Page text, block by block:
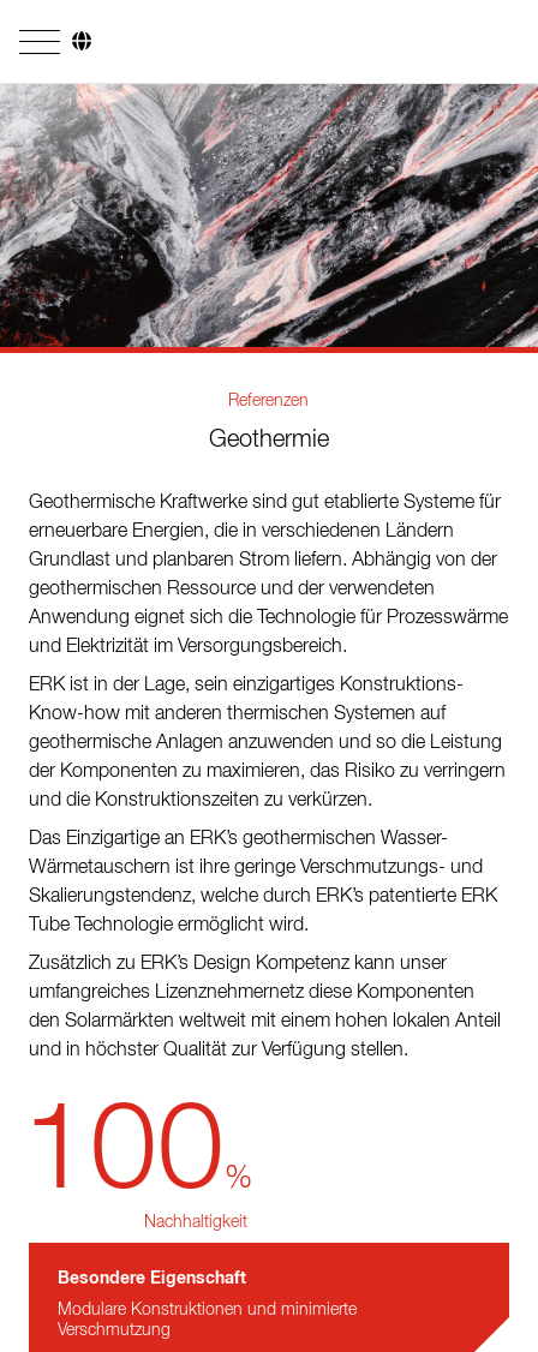
Unternehmen
Geschäftsfelder
Ingenieurdienstleistungen
Kesselsysteme
Feuerungssysteme
Referenzen
Kontakt
Nachhaltigkeit
Tools
Fragen & Anworten
Datenschutzerklärung
Impressum
Referenzen
Geothermie
Geothermische Kraftwerke sind gut etablierte Systeme für
erneuerbare Energien, die in verschiedenen Ländern
Grundlast und planbaren Strom liefern. Abhängig von der
geothermischen Ressource und der verwendeten
Anwendung eignet sich die Technologie für Prozesswärme
und Elektrizität im Versorgungsbereich.
ERK ist in der Lage, sein einzigartiges Konstruktions-
Know-how mit anderen thermischen Systemen auf
geothermische Anlagen anzuwenden und so die Leistung
der Komponenten zu maximieren, das Risiko zu verringern
und die Konstruktionszeiten zu verkürzen.
Das Einzigartige an ERK’s geothermischen Wasser-
Wärmetauschern ist ihre geringe Verschmutzungs- und
Skalierungstendenz, welche durch ERK’s patentierte ERK
Tube Technologie ermöglicht wird.
Zusätzlich zu ERK’s Design Kompetenz kann unser
umfangreiches Lizenznehmernetz diese Komponenten
den Solarmärkten weltweit mit einem hohen lokalen Anteil
und in höchster Qualität zur Verfügung stellen.
100%
Nachhaltigkeit
Besondere Eigenschaft
Modulare Konstruktionen und minimierte
Verschmutzung